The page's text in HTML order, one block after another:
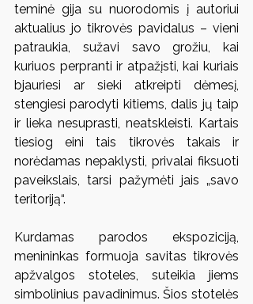
teminė gija su nuorodomis į autoriui
aktualius jo tikrovės pavidalus – vieni
patraukia, sužavi savo grožiu, kai
kuriuos perpranti ir atpažįsti, kai kuriais
bjauriesi ar sieki atkreipti dėmesį,
stengiesi parodyti kitiems, dalis jų taip
ir lieka nesuprasti, neatskleisti. Kartais
tiesiog eini tais tikrovės takais ir
norėdamas nepaklysti, privalai fiksuoti
paveikslais, tarsi pažymėti jais „savo
teritoriją“.
Kurdamas parodos ekspoziciją,
menininkas formuoja savitas tikrovės
apžvalgos stoteles, suteikia jiems
simbolinius pavadinimus. Šios stotelės